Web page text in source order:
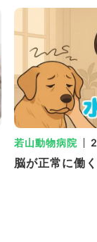
若山動物病院
脳が正常に働